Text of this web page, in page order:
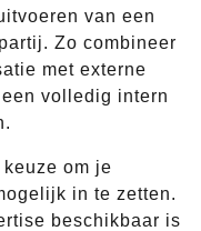
van een
Zo combineer
met externe
volledig intern
om je
in te zetten.
beschikbaar is